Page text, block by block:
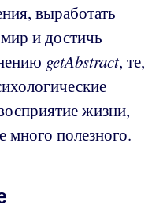
выработать
и достичь
getAbstract, те,
жизни,
много полезного.